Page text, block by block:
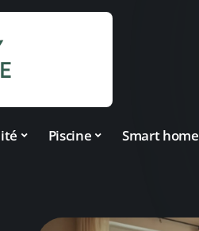
Piscine Smart home